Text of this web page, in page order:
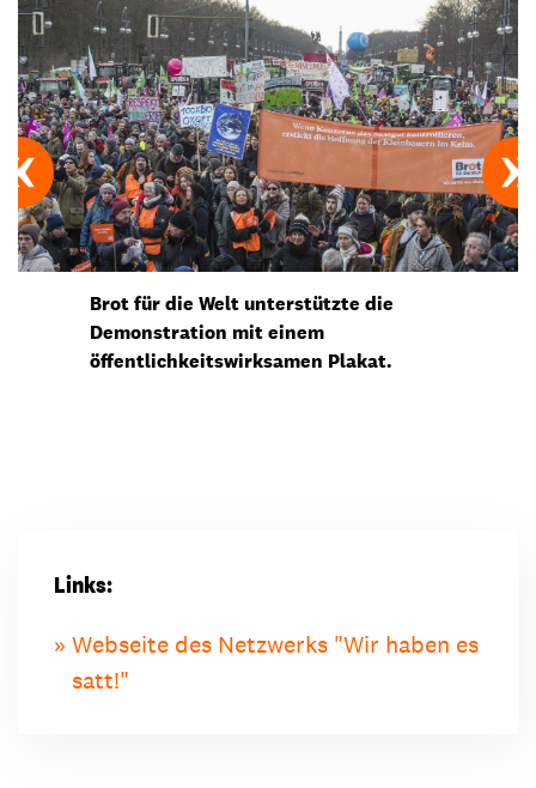
Brot für die Welt unterstützte die
Demonstration mit einem
öffentlichkeitswirksamen Plakat.
Links:
Webseite des Netzwerks "Wir haben es
satt!"